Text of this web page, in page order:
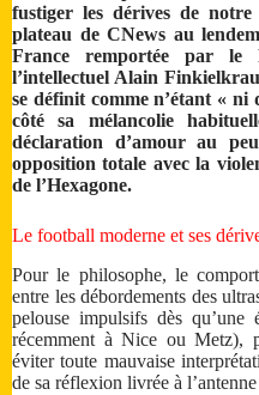
fustiger les dérives de
plateau de CNews au
France remportée par
l’intellectuel Alain
se définit comme n’étant «
côté sa mélancolie
déclaration d’amour au
opposition totale avec la
de l’Hexagone.
Le football moderne et ses
Pour le philosophe, le
entre les débordements des
pelouse impulsifs dès
récemment à Nice ou Metz),
éviter toute mauvaise
de sa réflexion livrée à l’antenne